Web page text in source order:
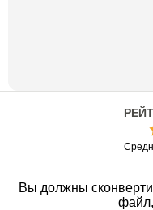
Вы должны